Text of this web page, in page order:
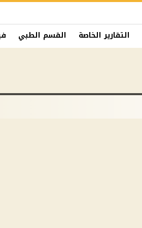
التقارير الخاصة القسم الطبي